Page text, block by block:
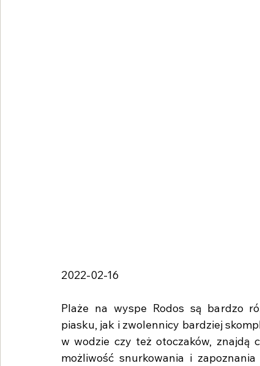
2022-02-16
Plaże na wyspe Rodos są bardzo
piasku, jak i zwolennicy bardziej
w wodzie czy też otoczaków, znajdą
możliwość snurkowania i